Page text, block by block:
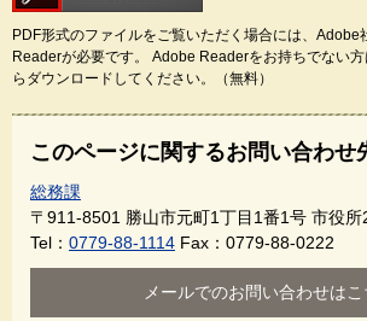
PDF形式のファイルをご覧いただく場合には、Adobe
Readerが必要です。
Adobe Readerをお持ちでない
らダウンロードしてください。（無料）
このページに関するお問い合わせ
総務課
〒911-8501 勝山市元町1丁目1番1号 市役所
Tel： 0779-88-1114 Fax：0779-88-0222
メールでのお問い合わせはこ